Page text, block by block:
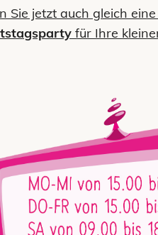
Sie jetzt auch gleich eine
für Ihre